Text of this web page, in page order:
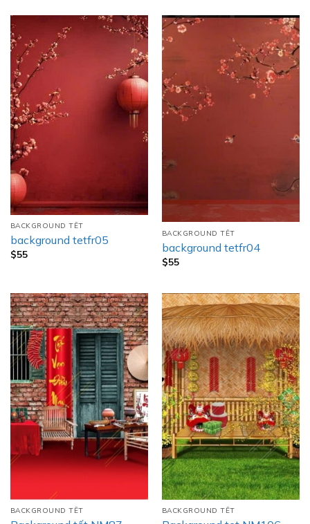
BACKGROUND TẾT
background tetfr05
$55
BACKGROUND TẾT
background tetfr04
$55
BACKGROUND TẾT BACKGROUND TẾT